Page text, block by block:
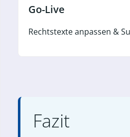
Go-Live
Rechtstexte anpassen &
Fazit